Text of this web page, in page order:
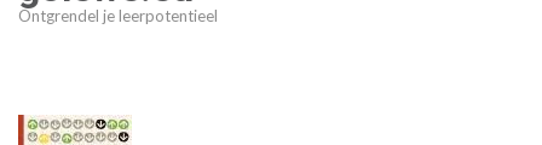
Ontgrendel je leerpotentieel